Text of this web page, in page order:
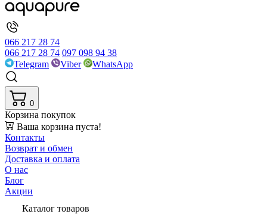
066 217 28 74
066 217 28 74 097 098 94 38
Telegram
Viber WhatsApp
0
Корзина покупок
Ваша корзина пуста!
Контакты
Возврат и обмен
Доставка и оплата
О нас
Блог
Акции
Каталог товаров